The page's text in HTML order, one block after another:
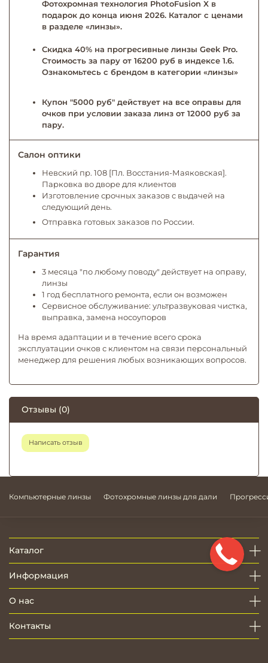
Фотохромная технология PhotoFusion X в
подарок до конца июня 2026. Каталог с ценами
в разделе «линзы».
Скидка 40% на прогресивные линзы Geek Pro.
Стоимость за пару от 16200 руб в индексе 1.6.
Ознакомьтесь с брендом в категории «линзы»
Купон "5000 руб" действует на все оправы для
очков при условии заказа линз от 12000 руб за
пару.
Салон оптики
Невский пр. 108 [Пл. Восстания-Маяковская].
Парковка во дворе для клиентов
Изготовление срочных заказов с выдачей на
следующий день.
Отправка готовых заказов по России.
Гарантия
3 месяца "по любому поводу" действует на оправу,
линзы
1 год бесплатного ремонта, если он возможен
Сервисное обслуживание: ультразвуковая чистка,
выправка, замена носоупоров
На время адаптации и в течение всего срока
эксплуатации очков с клиентом на связи персональный
менеджер для решения любых возникающих вопросов.
Отзывы (0)
Написать отзыв
Компьютерные линзы Фотохромные линзы для дали
Каталог
Информация
О нас
Контакты